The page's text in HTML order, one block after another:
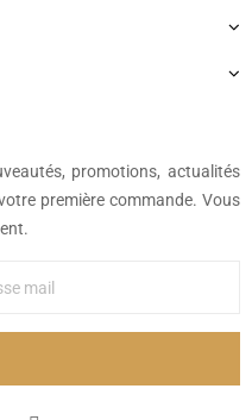
promotions, actualités
première commande. Vous